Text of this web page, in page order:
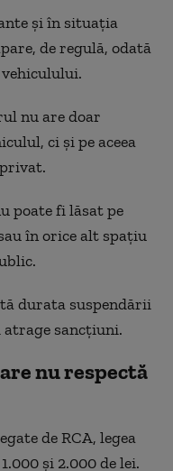
și în situația
de regulă, odată
nu are doar
ci și pe aceea
poate fi lăsat pe
în orice alt spațiu
durata suspendării
sancțiuni.
nu respectă
de RCA, legea
și 2.000 de lei.